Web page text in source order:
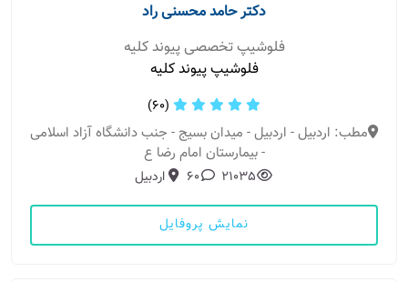
دکتر حامد محسنی راد
فلوشیپ تخصصی پیوند کلیه
فلوشیپ پیوند کلیه
(60)
مطب: اردبیل - اردبیل - میدان بسیج - جنب دانشگاه آزاد اسلامی
- بیمارستان امام رضا ع
21035
60 اردبیل
نمایش پروفایل